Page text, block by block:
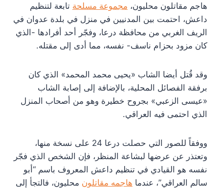
هاجم مقاتلون محليون، مجموعة مسلحة تابعة لتنظيم
داعش، احتمت بين المدنيين في منزل في بلدة عدوان في
الريف الغربي من محافظة درعا، وفجّر أحد أفرادها -الذي
كان مزود بحزام ناسف- نفسه، مما أدى إلى مقتله.
وقد قُتل أيضا الشاب «يحيى محمد المحمد» الذي كان
برفقة الفصائل المحلية، بالإضافة إلى إصابة الشاب
«عيسى الزعبي» بجروح خطيرة وهو من أصحاب المنزل
الذي احتمى فيه العراقي.
ووفقاً للصور التي حصلت درعا 24 على نسخة منها،
وتعتذر عن عرضها لبشاعة المنظر، فإن الشخص الذي فجّر
نفسه هو القيادي في تنظيم داعش المعروف باسم “أبو
سالم العراقي”، عندما هاجمه مقاتلون محليون، فالتجأ إلى